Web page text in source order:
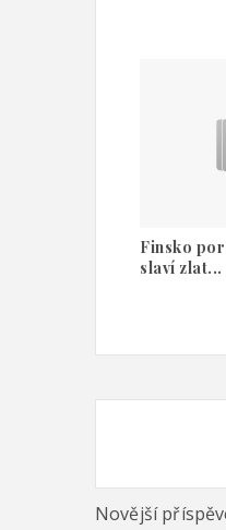
Finsko
slaví zlat...
Novější